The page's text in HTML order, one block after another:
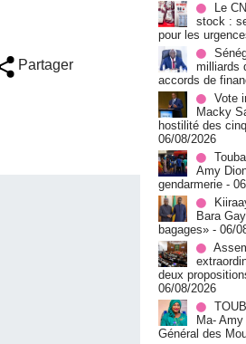
Partager
Le
stock :
pour les
milliards
accords de
Vote
Macky
hostilité des
06/08/2026
Amy
gendarmerie -
Bara
bagages» - 06/
deux
06/08/2026
Ma-
Général des